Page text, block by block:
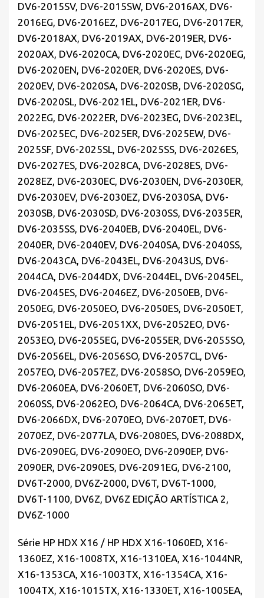
DV6-2015SV, DV6-2015SW, DV6-2016AX, DV6-
2016EG, DV6-2016EZ, DV6-2017EG, DV6-2017ER,
DV6-2018AX, DV6-2019AX, DV6-2019ER, DV6-
2020AX, DV6-2020CA, DV6-2020EC, DV6-2020EG,
DV6-2020EN, DV6-2020ER, DV6-2020ES, DV6-
2020EV, DV6-2020SA, DV6-2020SB, DV6-2020SG,
DV6-2020SL, DV6-2021EL, DV6-2021ER, DV6-
2022EG, DV6-2022ER, DV6-2023EG, DV6-2023EL,
DV6-2025EC, DV6-2025ER, DV6-2025EW, DV6-
2025SF, DV6-2025SL, DV6-2025SS, DV6-2026ES,
DV6-2027ES, DV6-2028CA, DV6-2028ES, DV6-
2028EZ, DV6-2030EC, DV6-2030EN, DV6-2030ER,
DV6-2030EV, DV6-2030EZ, DV6-2030SA, DV6-
2030SB, DV6-2030SD, DV6-2030SS, DV6-2035ER,
DV6-2035SS, DV6-2040EB, DV6-2040EL, DV6-
2040ER, DV6-2040EV, DV6-2040SA, DV6-2040SS,
DV6-2043CA, DV6-2043EL, DV6-2043US, DV6-
2044CA, DV6-2044DX, DV6-2044EL, DV6-2045EL,
DV6-2045ES, DV6-2046EZ, DV6-2050EB, DV6-
2050EG, DV6-2050EO, DV6-2050ES, DV6-2050ET,
DV6-2051EL, DV6-2051XX, DV6-2052EO, DV6-
2053EO, DV6-2055EG, DV6-2055ER, DV6-2055SO,
DV6-2056EL, DV6-2056SO, DV6-2057CL, DV6-
2057EO, DV6-2057EZ, DV6-2058SO, DV6-2059EO,
DV6-2060EA, DV6-2060ET, DV6-2060SO, DV6-
2060SS, DV6-2062EO, DV6-2064CA, DV6-2065ET,
DV6-2066DX, DV6-2070EO, DV6-2070ET, DV6-
2070EZ, DV6-2077LA, DV6-2080ES, DV6-2088DX,
DV6-2090EG, DV6-2090EO, DV6-2090EP, DV6-
2090ER, DV6-2090ES, DV6-2091EG, DV6-2100,
DV6T-2000, DV6Z-2000, DV6T, DV6T-1000,
DV6T-1100, DV6Z, DV6Z EDIÇÃO ARTÍSTICA 2,
DV6Z-1000
Série HP HDX X16 / HP HDX X16-1060ED, X16-
1360EZ, X16-1008TX, X16-1310EA, X16-1044NR,
X16-1353CA, X16-1003TX, X16-1354CA, X16-
1004TX, X16-1015TX, X16-1330ET, X16-1005EA,